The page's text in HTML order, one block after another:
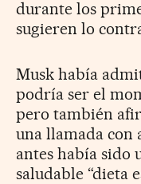
durante los
sugieren lo
Musk había
podría ser el
pero también
una llamada con
antes había sido
saludable “dieta